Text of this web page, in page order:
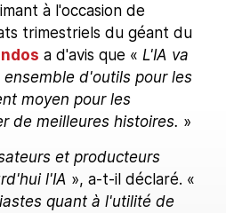
à l'occasion de
trimestriels du géant du
a d'avis que « L'IA va
d'outils pour les
moyen pour les
de meilleures histoires. »
et producteurs
l'IA », a-t-il déclaré. «
quant à l'utilité de